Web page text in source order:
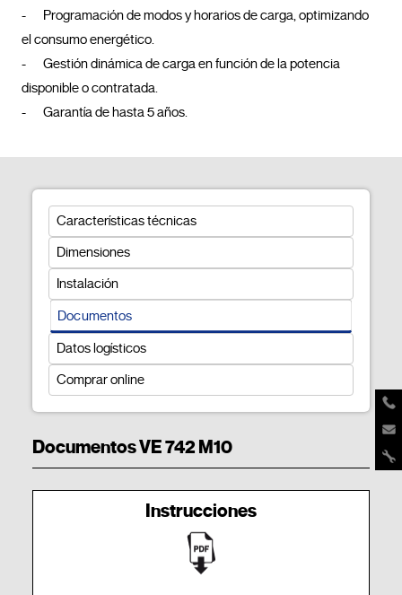
-	Programación de modos y horarios de carga, optimizando
el consumo energético.
-	Gestión dinámica de carga en función de la potencia
disponible o contratada.
Características técnicas
Dimensiones
Instalación
Documentos
Datos logísticos
Comprar online
Documentos VE 742 M10
Instrucciones